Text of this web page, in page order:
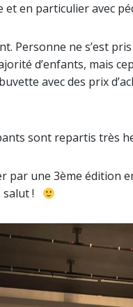
et en particulier avec
Personne ne s’est
d’enfants, mais
avec des prix
sont repartis très
par une 3ème édition
!